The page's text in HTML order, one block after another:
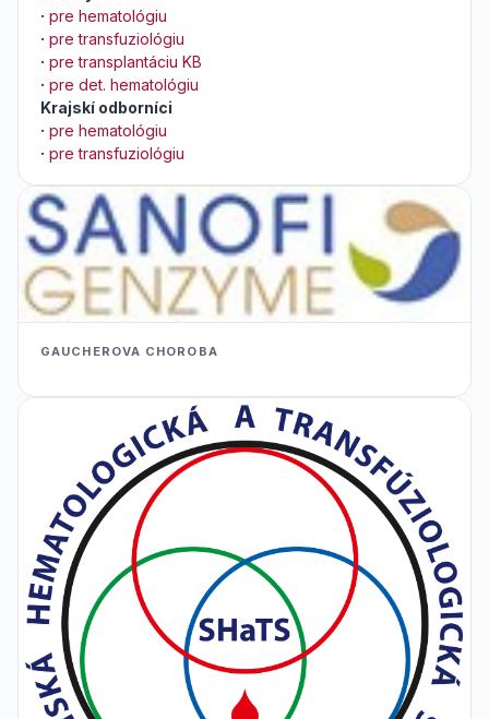
· pre hematológiu
· pre transfuziológiu
· pre transplantáciu KB
· pre det. hematológiu
Krajskí odborníci
· pre hematológiu
· pre transfuziológiu
GAUCHEROVA CHOROBA